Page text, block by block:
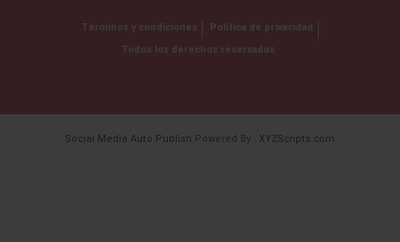
Términos y condiciones
Política de privacidad
Todos los derechos reservados
Social Media Auto Publish Powered By : XYZScripts.com